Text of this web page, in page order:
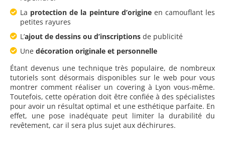
La protection de la peinture d’origineen camouflant les
petites rayures
L’ajout de dessins ou d’inscriptions de publicité
Une décoration originale et personnelle
Étant devenus une technique très populaire, de nombreux
tutoriels sont désormais disponibles sur le web pour vous
montrer comment réaliser un covering à Lyon vous-même.
Toutefois, cette opération doit être confiée à des spécialistes
pour avoir un résultat optimal et une esthétique parfaite. En
effet, une pose inadéquate peut limiter la durabilité du
revêtement, car il sera plus sujet aux déchirures.